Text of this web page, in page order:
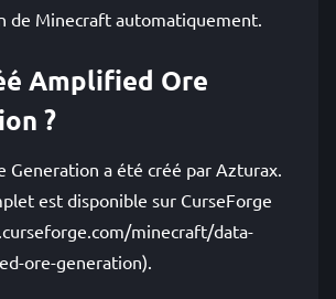
de Minecraft automatiquement.
Amplified Ore
?
Generation a été créé par Azturax.
est disponible sur CurseForge
minecraft/data-
ore-generation).